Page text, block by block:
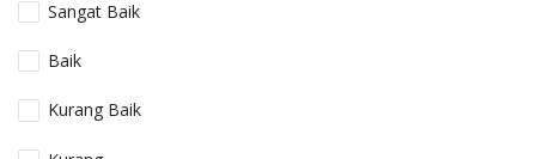
Sangat Baik
Baik
Kurang Baik